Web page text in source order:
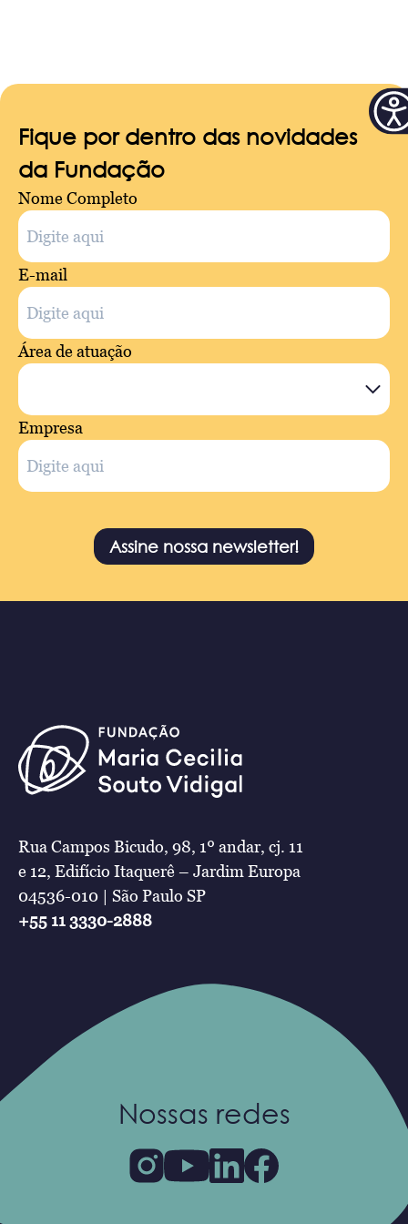
Fique por dentro das novidades
da Fundação
Nome Completo
E-mail
Área de atuação
Empresa
Assine nossa newsletter!
Rua Campos Bicudo, 98, 1º andar, cj. 11
e 12, Edifício Itaquerê – Jardim Europa
04536-010 | São Paulo SP
+55 11 3330-2888
Nossas redes